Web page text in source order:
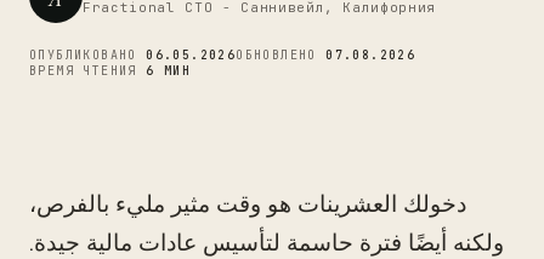
Fractional CTO - Саннивейл, Калифорния
ОПУБЛИКОВАНО06.05.2026ОБНОВЛЕНО07.08.2026
ВРЕМЯ ЧТЕНИЯ 6 МИН
دخولك العشرينات هو وقت مثير مليء بالفرص،
ولكنه أيضًا فترة حاسمة لتأسيس عادات مالية جيدة.